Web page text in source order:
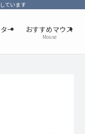
ています
ー おすすめマウス
Mouse